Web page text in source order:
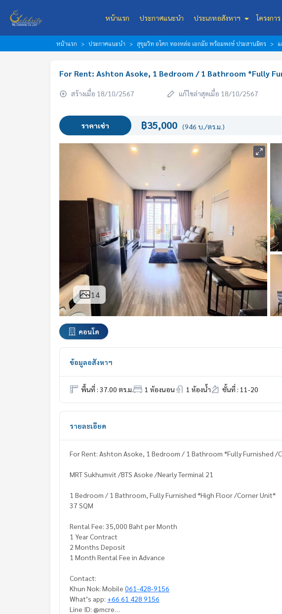
หน้าแรก ประกาศแนะนำ ประเภทอสังหาฯ โครงการ
หน้าแรก ประกาศแนะนำ สุขุมวิท อโศก ทองหล่อ เอกมัย พร้อมพงษ์ ประสานมิตร
For Rent: Ashton Asoke, 1 Bedroom / 1 Bathroom *Fully
สร้างเมื่อ 18/10/2567 แก้ไขล่าสุดเมื่อ 18/10/2567
ราคาเช่า ฿35,000 (946 บ./ตร.ม.)
14
คอนโด
ข้อมูลอสังหาฯ
พื้นที่ : 37.00 ตร.ม. 1 ห้องนอน 1 ห้องน้ำ ชั้นที่ : 11-20
รายละเอียด
For Rent: Ashton Asoke, 1 Bedroom / 1 Bathroom *Fully Furnished /
MRT Sukhumvit /BTS Asoke /Nearly Terminal 21
1 Bedroom / 1 Bathroom, Fully Furnished *High Floor /Corner Unit*
37 SQM
Rental Fee: 35,000 Baht per Month
1 Year Contract
2 Months Deposit
1 Month Rental Fee in Advance
Contact:
Khun Nok: Mobile 061-428-9156
What’s app: +66 61 428 9156
Line ID: @mcre